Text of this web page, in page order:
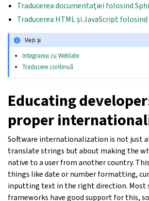
Traducerea documentației folosind
Traducerea HTML și JavaScript folosind
Vezi și
Integrarea cu Weblate
Traducere continuă
Educating
proper
Software internationalization is not just
translate strings but about making the
native to a user from another country.
things like date or number formatting,
inputting text in the right direction. Most
frameworks have good support for this,